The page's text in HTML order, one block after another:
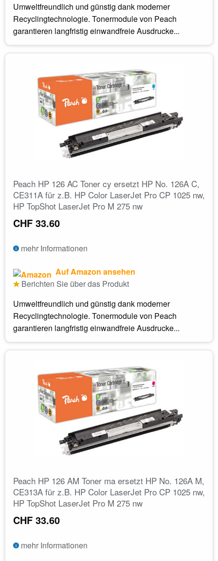
Umweltfreundlich und günstig dank moderner
Recyclingtechnologie. Tonermodule von Peach
garantieren langfristig einwandfreie Ausdrucke...
Peach HP 126 AC Toner cy ersetzt HP No. 126A C,
CE311A für z.B. HP Color LaserJet Pro CP 1025 nw,
HP TopShot LaserJet Pro M 275 nw
CHF 33.60
mehr Informationen
Auf Amazon ansehen
Berichten Sie über das Produkt
Umweltfreundlich und günstig dank moderner
Recyclingtechnologie. Tonermodule von Peach
garantieren langfristig einwandfreie Ausdrucke...
Peach HP 126 AM Toner ma ersetzt HP No. 126A M,
CE313A für z.B. HP Color LaserJet Pro CP 1025 nw,
HP TopShot LaserJet Pro M 275 nw
CHF 33.60
mehr Informationen